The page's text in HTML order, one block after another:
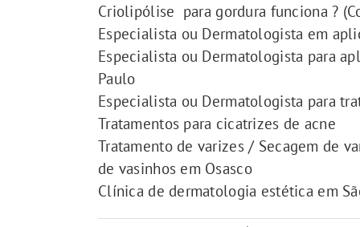
Criolipólise para gordura funciona ?
Especialista ou Dermatologista em
Especialista ou Dermatologista para
Paulo
Especialista ou Dermatologista para
Tratamentos para cicatrizes de acne
Tratamento de varizes / Secagem de
de vasinhos em Osasco
Clínica de dermatologia estética em